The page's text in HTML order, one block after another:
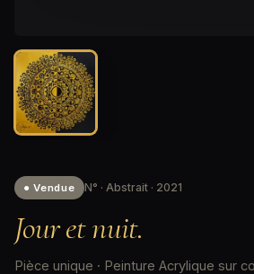
● Vendue N° · Abstrait · 2021
Jour et nuit.
Pièce unique · Peinture Acrylique sur